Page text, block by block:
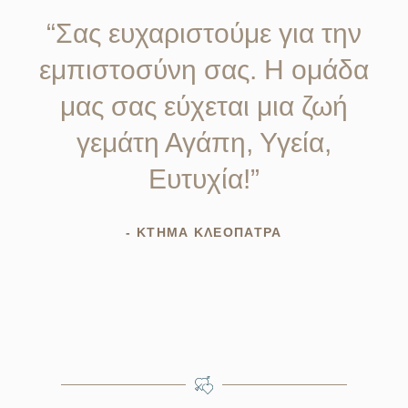
“Σας ευχαριστούμε για την
εμπιστοσύνη σας. Η ομάδα
μας σας εύχεται μια ζωή
γεμάτη Αγάπη, Υγεία,
Ευτυχία!”
- ΚΤΗΜΑ ΚΛΕΟΠΑΤΡΑ